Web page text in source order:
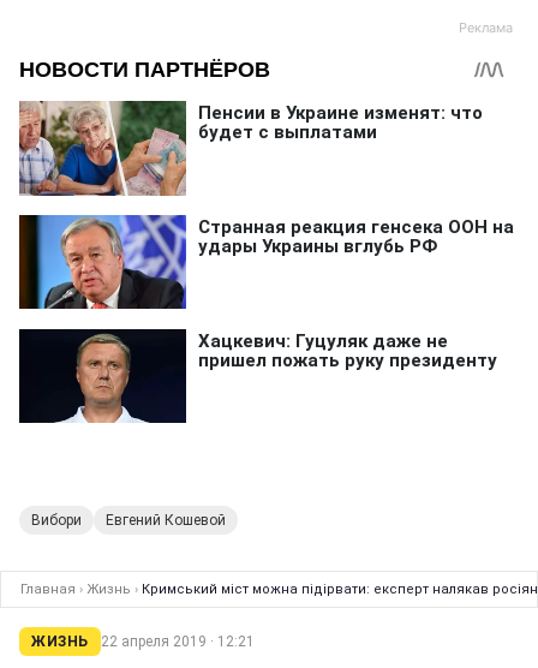
Вибори Евгений Кошевой
Главная › Жизнь › Кримський міст можна підірвати: експерт налякав росіян
ЖИЗНЬ 22 апреля 2019 · 12:21